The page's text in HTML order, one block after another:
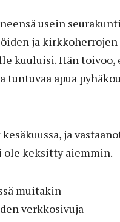
usein
ja kirkkoherrojen
kuuluisi. Hän
tuntuvaa apua
ja
keksitty aiemmin.
muitakin
verkkosivuja